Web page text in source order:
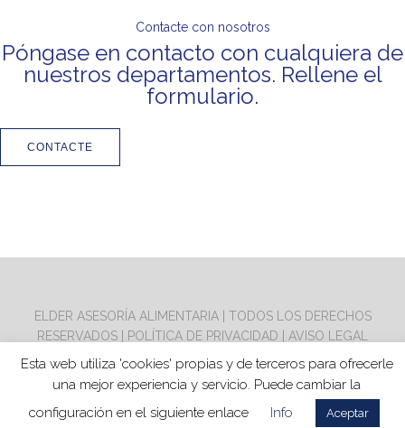
Contacte con nosotros
Póngase en contacto con cualquiera de
nuestros departamentos. Rellene el
formulario.
CONTACTE
ELDER ASESORÍA ALIMENTARIA | TODOS LOS DERECHOS
RESERVADOS |
POLÍTICA DE PRIVACIDAD
AVISO LEGAL
COOKIES
Esta web utiliza 'cookies' propias y de terceros para ofrecerle
una mejor experiencia y servicio. Puede cambiar la
configuración en el siguiente enlace
Info Aceptar